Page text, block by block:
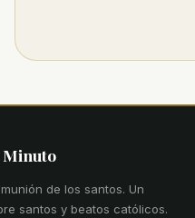
Minuto
de los santos. Un
santos y beatos católicos.